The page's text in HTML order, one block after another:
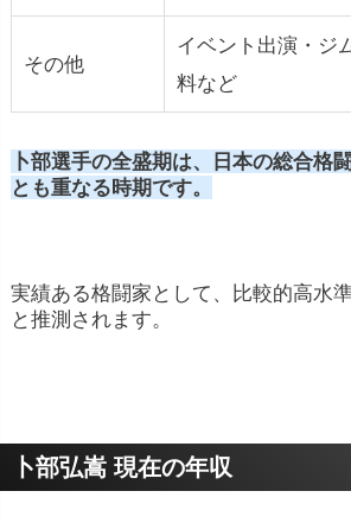
その他
イベント出演・ジ
料など
卜部選手の全盛期は、日本の総合格
とも重なる時期です。
実績ある格闘家として、比較的高水
と推測されます。
卜部弘嵩 現在の年収